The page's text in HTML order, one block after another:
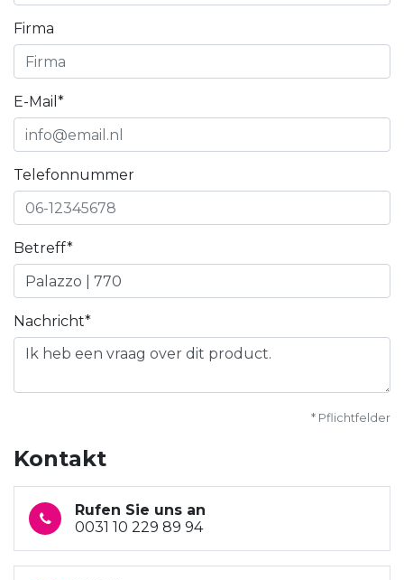
Firma
E-Mail*
Telefonnummer
Betreff*
Nachricht*
* Pflichtfelder
Kontakt
Rufen Sie uns an
0031 10 229 89 94